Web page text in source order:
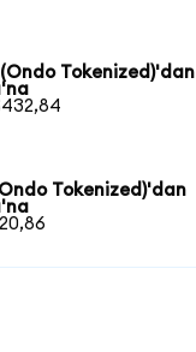
Tokenized)'dan
Tokenized)'dan